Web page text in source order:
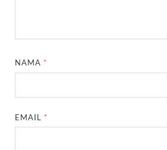
NAMA *
EMAIL *